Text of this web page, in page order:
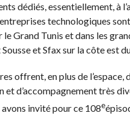
dédiés, essentiellement, à
technologiques
Grand Tunis et dans les
et Sfax sur la côte est
offrent, en plus de l’espace,
et d’accompagnement très
avons invité pour ce 108e